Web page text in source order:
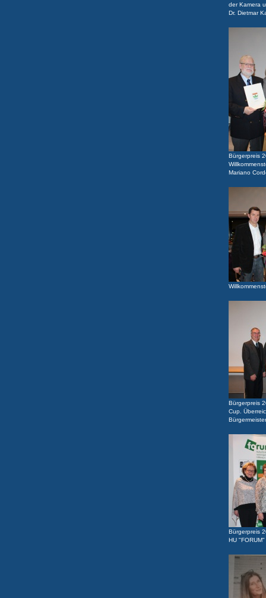
der Kamera
Dr. Dietmar
Bürgerpreis
Mariano
Bürgerpreis
Cup.
Bürgerpreis
HU "FORUM"